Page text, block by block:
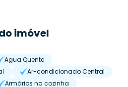
imóvel
Agua Quente
Ar-condicionado Central
Armários na cozinha